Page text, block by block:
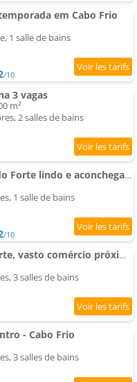
em Cabo Frio
1 salle de bains
/10
3 vagas
m²
2 salles de bains
CABO FRIO - Praia do Forte lindo e aconchegante
1 salle de bains
/10
Paraíso Praia do Forte, vasto comércio próximo
3 salles de bains
- Cabo Frio
3 salles de bains